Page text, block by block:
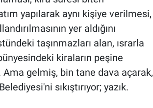
yapılarak aynı kişiye verilmesi,
yer aldığını
taşınmazları alan, ısrarla
kiraların peşine
gelmiş, bin tane dava açarak,
sıkıştırıyor; yazık.